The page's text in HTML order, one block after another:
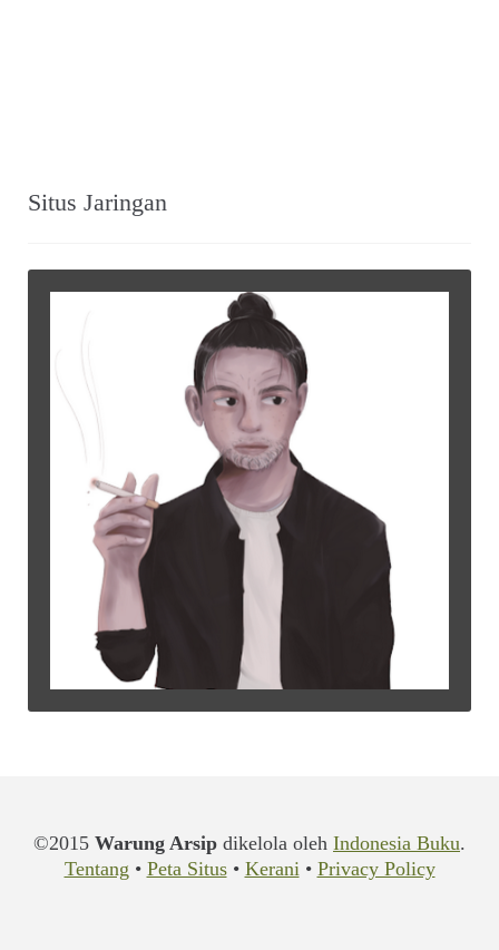
Situs Jaringan
©2015 Warung Arsip dikelola oleh Indonesia Buku.
Tentang • Peta Situs• Kerani• Privacy Policy